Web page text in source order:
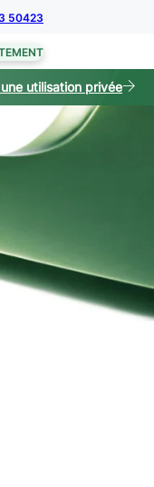
50423
utilisation privée